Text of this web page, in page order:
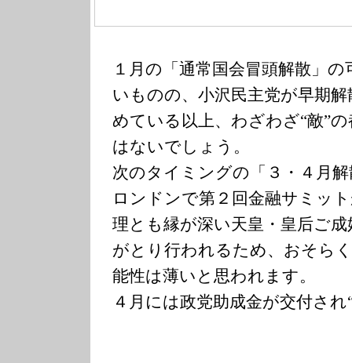
１月の「通常国会冒頭解散」
いものの、小沢民主党が早期
めている以上、わざわざ“敵”
はないでしょう。
次のタイミングの「３・４月
ロンドンで第２回金融サミッ
理とも縁が深い天皇・皇后ご
がとり行われるため、おそら
能性は薄いと思われます。
４月には政党助成金が交付さ